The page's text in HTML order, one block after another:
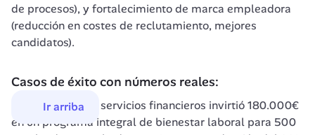
de procesos), y fortalecimiento de marca empleadora
(reducción en costes de reclutamiento, mejores
candidatos).
Casos de éxito con números reales:
Una empresa de servicios financieros invirtió 180.000€
en un programa integral de bienestar laboral para 500
Ir arriba